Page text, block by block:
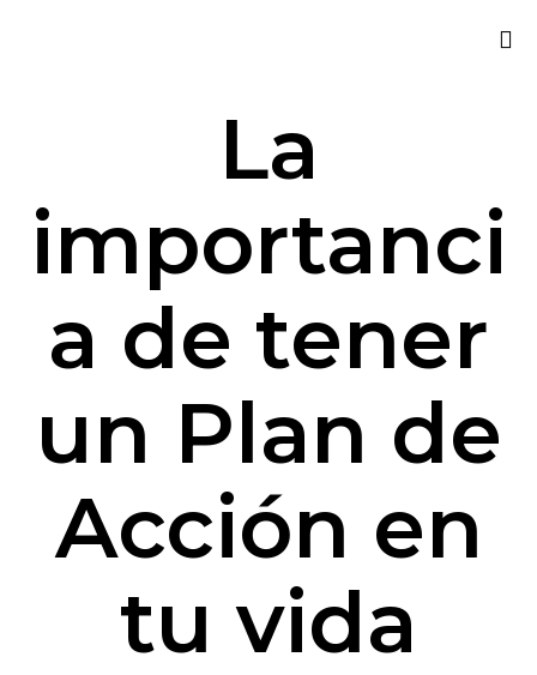
La
importanci
a de tener
un Plan de
Acción en
tu vida